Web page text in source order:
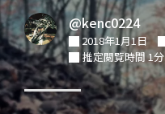
@kenc0224
2018年1月1日
推定閲覧時間 1分